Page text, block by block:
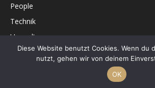
People
Technik
Umwelt
Unterhaltung
Diese Website benutzt Cookies. Wenn du
nutzt, gehen wir von deinem
OK